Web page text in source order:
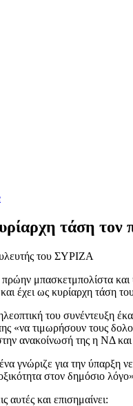
τάση τον
του ΣΥΡΙΖΑ
μπασκετμπολίστα
έχει ως κυρίαρχη τάση
του συνέντευξη
«να τιμωρήσουν τους
ανακοίνωσή της η ΝΔ και
για την ύπαρξη
στον δημόσιο
αυτές και επισημαίνει: